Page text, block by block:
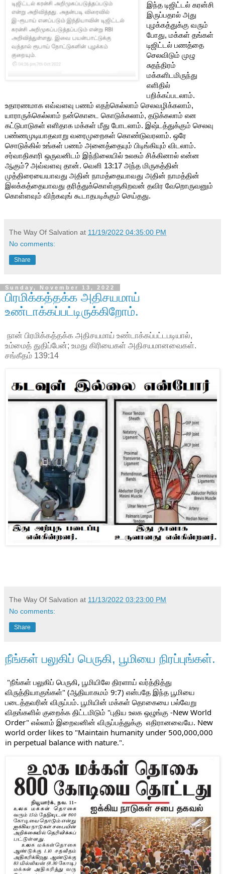
இந்த டிஜிட்டல் கரன்சி
இருப்பதால் அது
புழக்கத்துக்கு வரும்
போது, மக்கள் தங்கள்
டிஜிட்டல் பணத்தை
செலவிடும் முழு
சுதந்திரம்
மக்களிடமிருந்து
எளிதில்
பறிக்கப்படலாம்.
உதாரணமாக எவ்வளவு பணம் எதற்கெல்லாம் செலவழிக்கலாம்,
யாராருக்கெல்லாம் நன்கொடை கொடுக்கலாம், தடுக்கலாம் என
கட்டுபாடுகள் எளிதாக மக்கள் மீது போடலாம். இஷ்டத்துக்கும் செலவு
பண்ணமுடியாதவாறு வரைமுறைகள் கொண்டுவரலாம். ஒரே
சொடுக்கில் உங்கள் பணம் அனைத்தையும் பிடிங்கியும் விடலாம்.
சர்வாதிகாரி ஒருவனிடம் இந்நிலையில் உலகம் சிக்கினால் என்ன
ஆகும்? அவ்வளவு தான். வெளி 13:17 அந்த மிருகத்தின்
முத்திரையையாவது அதின் நாமத்தையாவது அதின் நாமத்தின்
இலக்கத்தையாவது தரித்துக்கொள்ளுகிறவன் தவிர வேறொருவனும்
கொள்ளவும் விற்கவுங் கூடாதபடிக்கும் செய்தது.
The Way Of Salvation at 11/19/2022 04:35:00 PM
No comments:
Share
Sunday, November 13, 2022
பிரமிக்கத்தக்க அதிசயமாய்
உண்டாக்கப்பட்டிருக்கிறோம்.
நான் பிரமிக்கத்தக்க அதிசயமாய் உண்டாக்கப்பட்டபடியால்,
உம்மைத் துதிப்பேன்; உமது கிரியைகள் அதிசயமானவைகள்.
சங்கீதம் 139:14
The Way Of Salvation at 11/13/2022 03:23:00 PM
No comments:
Share
நீங்கள் பலுகிப் பெருகி, பூமியை நிரப்புங்கள்.
"நீங்கள் பலுகிப் பெருகி, பூமியிலே திரளாய் வர்த்தித்து
விருத்தியாகுங்கள்" (ஆதியாகமம் 9:7) என்பதே இந்த பூமியை
படைத்தவரின் விருப்பம். பூமியின் மக்கள் தொகையை பல்வேறு
விதங்களில் குறைக்க திட்டமிடும் "புதிய உலக ஒழுங்கு -New World
Order" எல்லாம் இறைவனின் விருப்பத்துக்கு  எதிரானவையே. New
world order likes to "Maintain humanity under 500,000,000
in perpetual balance with nature.".